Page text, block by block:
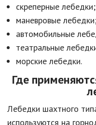
скреперные лебедки;
маневровые
автомобильные
театральные
морские лебедки.
Где
Лебедки шахтного
используются на